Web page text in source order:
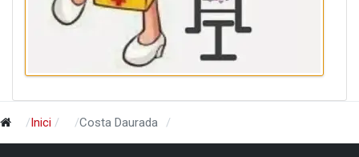
Inici Costa Daurada